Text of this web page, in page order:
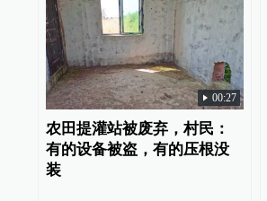
00:27
农田提灌站被废弃，村民：
有的设备被盗，有的压根没
装